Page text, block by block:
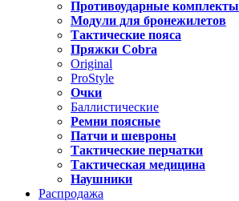
Противоударные комплекты
Модули для бронежилетов
Тактические пояса
Пряжки Cobra
Original
ProStyle
Очки
Баллистические
Ремни поясные
Патчи и шевроны
Тактические перчатки
Тактическая медицина
Наушники
Распродажа